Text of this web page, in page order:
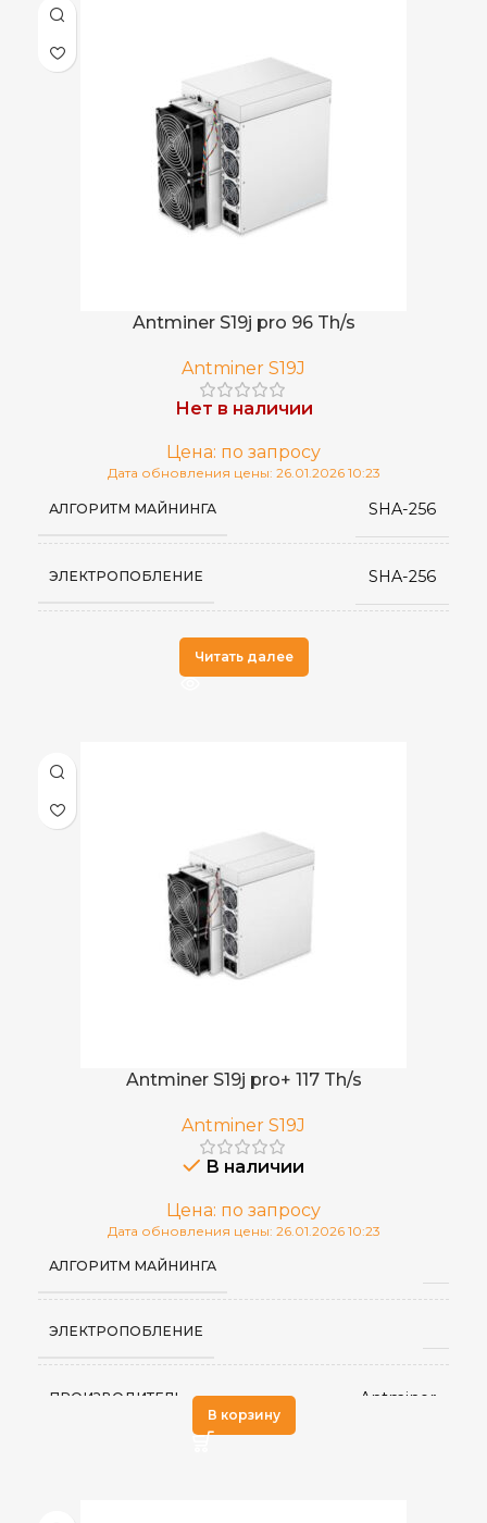
Antminer S19j pro 96 Th/s
Antminer S19J
Нет в наличии
Цена: по запросу
Дата обновления цены: 26.01.2026 10:23
АЛГОРИТМ МАЙНИНГА SHA-256
ЭЛЕКТРОПОБЛЕНИЕ SHA-256
ПРОИЗВОДИТЕЛЬ
Читать далее
Antminer S19j pro+ 117 Th/s
Antminer S19J
В наличии
Цена: по запросу
Дата обновления цены: 26.01.2026 10:23
АЛГОРИТМ МАЙНИНГА
ЭЛЕКТРОПОБЛЕНИЕ
ПРОИЗВОДИТЕЛЬ Antminer
В корзину